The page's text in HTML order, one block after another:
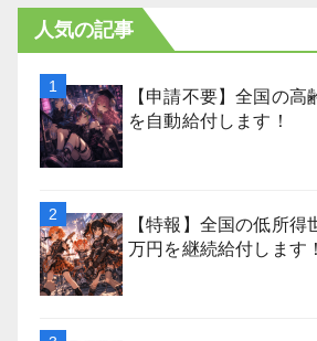
人気の記事
【申請不要】全国の高
を自動給付します！
【特報】全国の低所
万円を継続給付します！